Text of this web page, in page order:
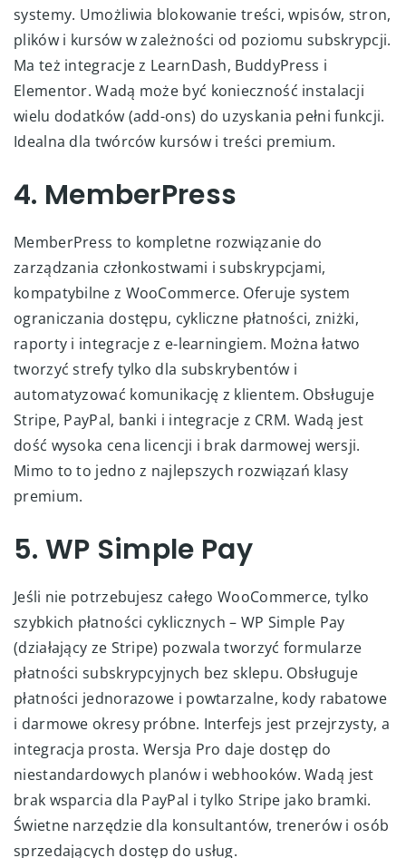
systemy. Umożliwia blokowanie treści, wpisów, stron,
plików i kursów w zależności od poziomu subskrypcji.
Ma też integracje z LearnDash, BuddyPress i
Elementor. Wadą może być konieczność instalacji
wielu dodatków (add-ons) do uzyskania pełni funkcji.
Idealna dla twórców kursów i treści premium.
4. MemberPress
MemberPress to kompletne rozwiązanie do
zarządzania członkostwami i subskrypcjami,
kompatybilne z WooCommerce. Oferuje system
ograniczania dostępu, cykliczne płatności, zniżki,
raporty i integracje z e-learningiem. Można łatwo
tworzyć strefy tylko dla subskrybentów i
automatyzować komunikację z klientem. Obsługuje
Stripe, PayPal, banki i integracje z CRM. Wadą jest
dość wysoka cena licencji i brak darmowej wersji.
Mimo to to jedno z najlepszych rozwiązań klasy
premium.
5. WP Simple Pay
Jeśli nie potrzebujesz całego WooCommerce, tylko
szybkich płatności cyklicznych – WP Simple Pay
(działający ze Stripe) pozwala tworzyć formularze
płatności subskrypcyjnych bez sklepu. Obsługuje
płatności jednorazowe i powtarzalne, kody rabatowe
i darmowe okresy próbne. Interfejs jest przejrzysty, a
integracja prosta. Wersja Pro daje dostęp do
niestandardowych planów i webhooków. Wadą jest
brak wsparcia dla PayPal i tylko Stripe jako bramki.
Świetne narzędzie dla konsultantów, trenerów i osób
sprzedających dostęp do usług.